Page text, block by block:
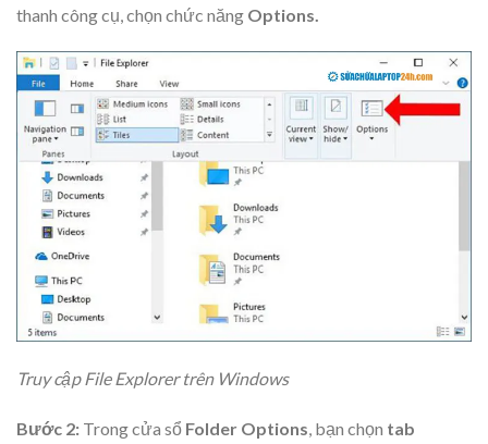
thanh công cụ, chọn chức năng Options.
Truy cập File Explorer trên Windows
Bước 2: Trong cửa sổ Folder Options, bạn chọn tab